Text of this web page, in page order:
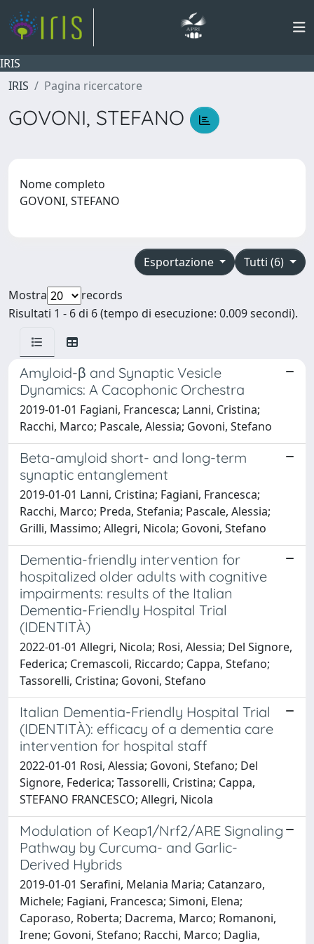
IRIS
IRIS
Pagina ricercatore
GOVONI, STEFANO
Nome completo
GOVONI, STEFANO
Tutti (6)
Esportazione
Mostra
records
Risultati 1 - 6 di 6 (tempo di esecuzione: 0.009 secondi).
Amyloid-β and Synaptic Vesicle
Dynamics: A Cacophonic Orchestra
2019-01-01 Fagiani, Francesca; Lanni, Cristina;
Racchi, Marco; Pascale, Alessia; Govoni, Stefano
Beta-amyloid short- and long-term
synaptic entanglement
2019-01-01 Lanni, Cristina; Fagiani, Francesca;
Racchi, Marco; Preda, Stefania; Pascale, Alessia;
Grilli, Massimo; Allegri, Nicola; Govoni, Stefano
Dementia-friendly intervention for
hospitalized older adults with cognitive
impairments: results of the Italian
Dementia-Friendly Hospital Trial
(IDENTITÀ)
2022-01-01 Allegri, Nicola; Rosi, Alessia; Del Signore,
Federica; Cremascoli, Riccardo; Cappa, Stefano;
Tassorelli, Cristina; Govoni, Stefano
Italian Dementia-Friendly Hospital Trial
(IDENTITÀ): efficacy of a dementia care
intervention for hospital staff
2022-01-01 Rosi, Alessia; Govoni, Stefano; Del
Signore, Federica; Tassorelli, Cristina; Cappa,
STEFANO FRANCESCO; Allegri, Nicola
Modulation of Keap1/Nrf2/ARE Signaling
Pathway by Curcuma- and Garlic-
Derived Hybrids
2019-01-01 Serafini, Melania Maria; Catanzaro,
Michele; Fagiani, Francesca; Simoni, Elena;
Caporaso, Roberta; Dacrema, Marco; Romanoni,
Irene; Govoni, Stefano; Racchi, Marco; Daglia,